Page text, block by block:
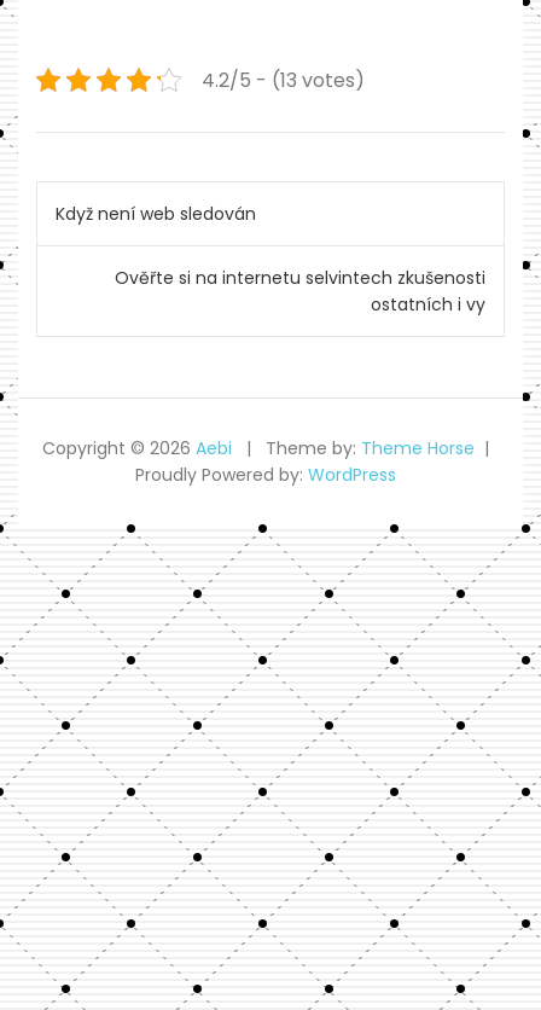
4.2/5 - (13 votes)
Navigace
pro
Když není web sledován
Ověřte si na internetu selvintech zkušenosti
ostatních i vy
Copyright © 2026 Aebi Theme by: Theme Horse
Proudly Powered by: WordPress